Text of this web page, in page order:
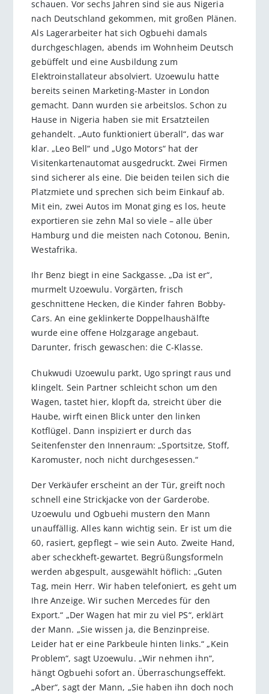
schauen. Vor sechs Jahren sind sie aus Nigeria
nach Deutschland gekommen, mit großen Plänen.
Als Lagerarbeiter hat sich Ogbuehi damals
durchgeschlagen, abends im Wohnheim Deutsch
gebüffelt und eine Ausbildung zum
Elektroinstallateur absolviert. Uzoewulu hatte
bereits seinen Marketing-Master in London
gemacht. Dann wurden sie arbeitslos. Schon zu
Hause in Nigeria haben sie mit Ersatzteilen
gehandelt. „Auto funktioniert überall“, das war
klar. „Leo Bell“ und „Ugo Motors“ hat der
Visitenkartenautomat ausgedruckt. Zwei Firmen
sind sicherer als eine. Die beiden teilen sich die
Platzmiete und sprechen sich beim Einkauf ab.
Mit ein, zwei Autos im Monat ging es los, heute
exportieren sie zehn Mal so viele – alle über
Hamburg und die meisten nach Cotonou, Benin,
Westafrika.
Ihr Benz biegt in eine Sackgasse. „Da ist er“,
murmelt Uzoewulu. Vorgärten, frisch
geschnittene Hecken, die Kinder fahren Bobby-
Cars. An eine geklinkerte Doppelhaushälfte
wurde eine offene Holzgarage angebaut.
Darunter, frisch gewaschen: die C-Klasse.
Chukwudi Uzoewulu parkt, Ugo springt raus und
klingelt. Sein Partner schleicht schon um den
Wagen, tastet hier, klopft da, streicht über die
Haube, wirft einen Blick unter den linken
Kotflügel. Dann inspiziert er durch das
Seitenfenster den Innenraum: „Sportsitze, Stoff,
Karomuster, noch nicht durchgesessen.“
Der Verkäufer erscheint an der Tür, greift noch
schnell eine Strickjacke von der Garderobe.
Uzoewulu und Ogbuehi mustern den Mann
unauffällig. Alles kann wichtig sein. Er ist um die
60, rasiert, gepflegt – wie sein Auto. Zweite Hand,
aber scheckheft-gewartet. Begrüßungsformeln
werden abgespult, ausgewählt höflich: „Guten
Tag, mein Herr. Wir haben telefoniert, es geht um
Ihre Anzeige. Wir suchen Mercedes für den
Export.“ „Der Wagen hat mir zu viel PS“, erklärt
der Mann. „Sie wissen ja, die Benzinpreise.
Leider hat er eine Parkbeule hinten links.“ „Kein
Problem“, sagt Uzoewulu. „Wir nehmen ihn“,
hängt Ogbuehi sofort an. Überraschungseffekt.
„Aber“, sagt der Mann, „Sie haben ihn doch noch